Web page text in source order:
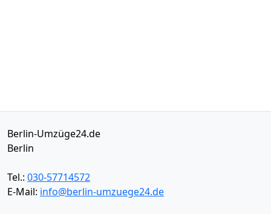
Berlin-Umzüge24.de
Berlin
Tel.: 030-57714572
E-Mail: info@berlin-umzuege24.de